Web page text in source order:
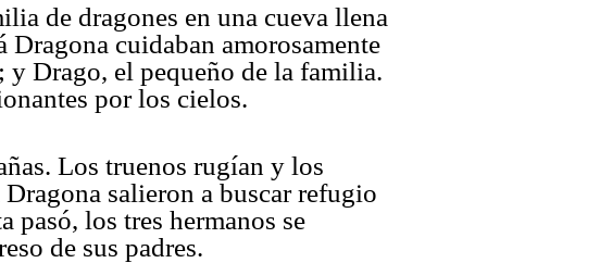
de dragones en una cueva llena
cuidaban amorosamente
y Drago, el pequeño de la familia.
por los cielos.
Los truenos rugían y los
salieron a buscar refugio
pasó, los tres hermanos se
de sus padres.